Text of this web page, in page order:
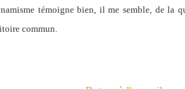
témoigne bien, il me semble, de la
commun.